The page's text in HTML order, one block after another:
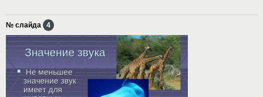
№ слайда 4